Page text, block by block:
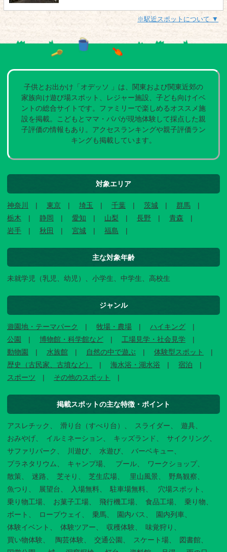
※駅近スポットについて ▼
子供とお出かけ「オデッソ 」は、関東および関東近郊の
家族向け遊び場スポット、レジャー施設、子ども向けイベ
ントの総合サイトです。ファミリーで楽しめるオススメ施
設を掲載。こどもとママ・パパが現地体験して採点した親
子評価の情報もあり。アクセスランキングや親子評価ラン
キングも掲載しています。
対象エリア
神奈川 東京 埼玉 千葉 茨城
群馬
栃木
静岡 愛知 山梨 長野
青森
岩手
秋田 宮城 福島
主な対象年齢
未就学児（乳児、幼児）、小学生、中学生、高校生
ジャンル
遊園地・テーマパーク 牧場・農場
ハイキング
公園
博物館・科学館など
工場見学・社会見学
動物園
水族館 自然の中で遊ぶ
体験型スポット
歴史（古民家、古墳など）
海水浴・湖水浴
宿泊
スポーツ
その他のスポット
掲載スポットの主な特徴・ポイント
アスレチック 滑り台（すべり台） スライダー
遊具
おみやげ
イルミネーション キッズランド
サイクリング
サファリパーク
川遊び 水遊び
バーベキュー
プラネタリウム
キャンプ場 プール
ワークショップ
散策
迷路 芝そり 芝生広場 里山風景
野鳥観察
魚つり
展望台 入場無料 駐車場無料
穴場スポット
乗り物工場
お菓子工場 飛行機工場 食品工場
乗り物
ボート
ロープウェイ 乗馬 園内バス
園内列車
体験イベント
体験ツアー 収穫体験
味覚狩り
買い物体験
陶芸体験 交通公園 スケート場
図書館